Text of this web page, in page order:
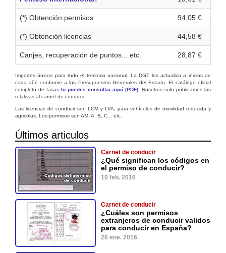
(*) Obtención permisos 94,05 €
(*) Obtención licencias 44,58 €
Canjes, recuperación de puntos... etc. 28,87 €
Importes únicos para todo el territorio nacional. La DGT los actualiza a inicios de
cada año conforme a los Presupuestos Generales del Estado. El catálogo oficial
completo de tasas lo puedes consultar aquí (PDF) . Nosotros solo publicamos las
relativas al carnet de conducir.
Las licencias de conducir son LCM y LVA, para vehículos de movilidad reducida y
agricolas. Los permisos son AM, A, B, C... etc.
Últimos articulos
Carnet de conducir
¿Qué significan los códigos en
el permiso de conducir?
10 feb. 2016
Carnet de conducir
¿Cuáles son permisos
extranjeros de conducir validos
para conducir en España?
26 ene. 2016